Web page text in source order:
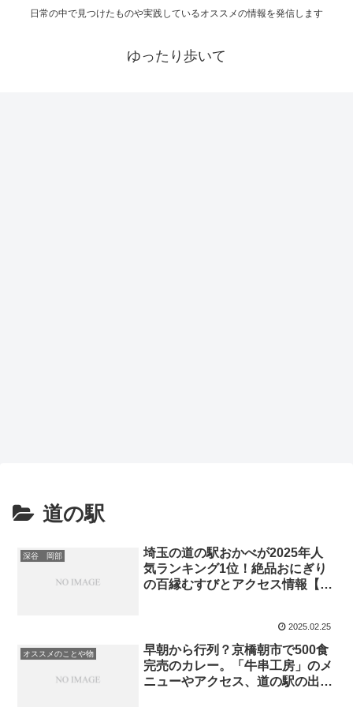
日常の中で見つけたものや実践しているオススメの情報を発信します
ゆったり歩いて
道の駅
深谷 岡部
埼玉の道の駅おかべが2025年人
気ランキング1位！絶品おにぎり
の百縁むすびとアクセス情報【ヒ
2025.02.25
オススメのことや物
早朝から行列？京橋朝市で500食
完売のカレー。「牛串工房」のメ
ニューやアクセス、道の駅の出店